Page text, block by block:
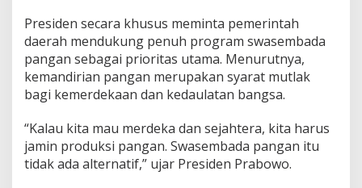
Presiden secara khusus meminta pemerintah
daerah mendukung penuh program swasembada
pangan sebagai prioritas utama. Menurutnya,
kemandirian pangan merupakan syarat mutlak
bagi kemerdekaan dan kedaulatan bangsa.
“Kalau kita mau merdeka dan sejahtera, kita harus
jamin produksi pangan. Swasembada pangan itu
tidak ada alternatif,” ujar Presiden Prabowo.